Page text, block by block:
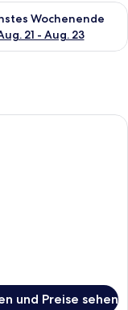
Aug. 14
Wochenende
21 - Aug. 23
die Verfügbarkeit
gemachtes Bett mit
und Preise sehen